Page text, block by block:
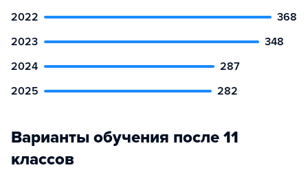
2022
368
2023
348
2024
287
2025
282
Варианты обучения после 11
классов